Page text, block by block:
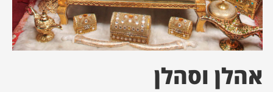
עסקים
אהלן וסהלן